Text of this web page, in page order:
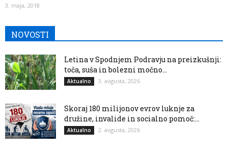
3. maja, 2018
NOVOSTI
Letina v Spodnjem Podravju na preizkušnji:
toča, suša in bolezni močno...
Aktualno 3. avgusta, 2026
Skoraj 180 milijonov evrov luknje za
družine, invalide in socialno pomoč:...
Aktualno 2. avgusta, 2026